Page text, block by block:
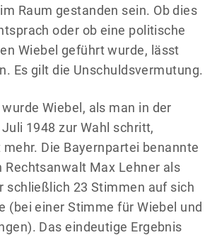
Raum gestanden sein. Ob dies
oder ob eine politische
Wiebel geführt wurde, lässt
Es gilt die Unschuldsvermutung.
Wiebel, als man in der
1948 zur Wahl schritt,
Die Bayernpartei benannte
Rechtsanwalt Max Lehner als
schließlich 23 Stimmen auf sich
(bei einer Stimme für Wiebel und
Das eindeutige Ergebnis